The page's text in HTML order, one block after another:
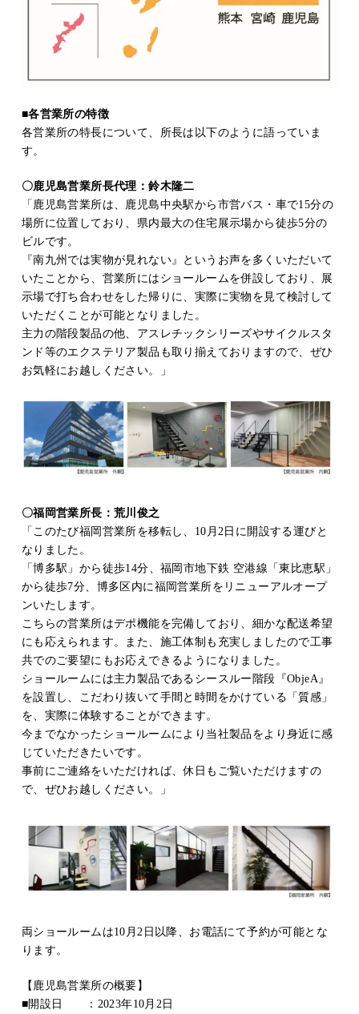
■各営業所の特徴
各営業所の特長について、所長は以下のように語っていま
す。
〇鹿児島営業所長代理：鈴木隆二
「鹿児島営業所は、鹿児島中央駅から市営バス・車で15分の
場所に位置しており、県内最大の住宅展示場から徒歩5分の
ビルです。
『南九州では実物が見れない』というお声を多くいただいて
いたことから、営業所にはショールームを併設しており、展
示場で打ち合わせをした帰りに、実際に実物を見て検討して
いただくことが可能となりました。
主力の階段製品の他、アスレチックシリーズやサイクルスタ
ンド等のエクステリア製品も取り揃えておりますので、ぜひ
お気軽にお越しください。」
〇福岡営業所長：荒川俊之
「このたび福岡営業所を移転し、10月2日に開設する運びと
なりました。
「博多駅」から徒歩14分、福岡市地下鉄 空港線「東比恵駅」
から徒歩7分、博多区内に福岡営業所をリニューアルオープ
ンいたします。
こちらの営業所はデポ機能を完備しており、細かな配送希望
にも応えられます。また、施工体制も充実しましたので工事
共でのご要望にもお応えできるようになりました。
ショールームには主力製品であるシースルー階段『ObjeA』
を設置し、こだわり抜いて手間と時間をかけている「質感」
を、実際に体験することができます。
今までなかったショールームにより当社製品をより身近に感
じていただきたいです。
事前にご連絡をいただければ、休日もご覧いただけますの
で、ぜひお越しください。」
両ショールームは10月2日以降、お電話にて予約が可能とな
ります。
【鹿児島営業所の概要】
■開設日 ：2023年10月2日